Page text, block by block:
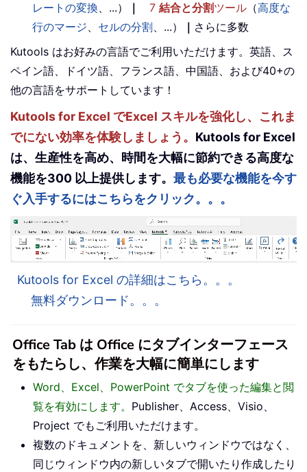
レートの変換、...） ｜ 7 結合と分割ツール （高度な
行のマージ、 セルの分割、...） ｜ さらに多数
Kutools はお好みの言語でご利用いただけます。英語、ス
ペイン語、ドイツ語、フランス語、中国語、および40+の
他の言語をサポートしています！
Kutools for Excel でExcel スキルを強化し、これま
でにない効率を体験しましょう。 Kutools for Excel
は、生産性を高め、時間を大幅に節約できる高度な
機能を300 以上提供します。 最も必要な機能を今す
ぐ入手するにはこちらをクリック。。。
Kutools for Excel の詳細はこちら。。。
無料ダウンロード。。。
Office Tab は Office にタブインターフェース
をもたらし、作業を大幅に簡単にします
Word、Excel、PowerPoint でタブを使った編集と閲
覧を有効にします。 Publisher、Access、Visio、
Project でもご利用いただけます。
複数のドキュメントを、新しいウィンドウではなく、
同じウィンドウ内の新しいタブで開いたり作成したり